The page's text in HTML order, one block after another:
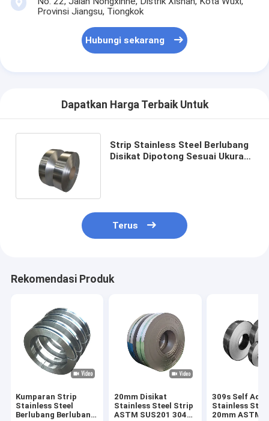
Provinsi Jiangsu, Tiongkok
Hubungi sekarang
Dapatkan Harga Terbaik Untuk
Strip Stainless Steel Berlubang
Disikat Dipotong Sesuai Ukuran
Terus
Rekomendasi Produk
Kumparan Strip
Stainless Steel
Berlubang Berlubang
20mm Disikat
Stainless Steel Strip
ASTM SUS201 304
309s Self
Stainless
20mm ASTM